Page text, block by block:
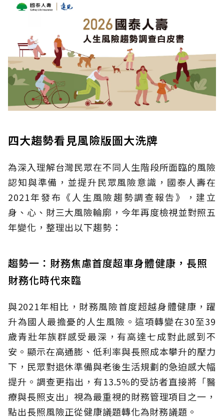
四大趨勢看見風險版圖大洗牌
為深入理解台灣民眾在不同人生階段所面臨的風險
認知與準備，並提升民眾風險意識，國泰人壽在
2021年發布《人生風險趨勢調查報告》，建立
身、心、財三大風險輪廓，今年再度檢視並對照五
年變化，整理出以下趨勢：
趨勢一：財務焦慮首度超車身體健康，長照
財務化時代來臨
與2021年相比，財務風險首度超越身體健康，躍
升為國人最擔憂的人生風險。這項轉變在30至39
歲青壯年族群感受最深，有高達七成對此感到不
安。顯示在高通膨、低利率與長照成本攀升的壓力
下，民眾對退休準備與老後生活規劃的急迫感大幅
提升。調查更指出，有13.5%的受訪者直接將「醫
療與長照支出」視為最重視的財務管理項目之一，
點出長照風險正從健康議題轉化為財務議題。